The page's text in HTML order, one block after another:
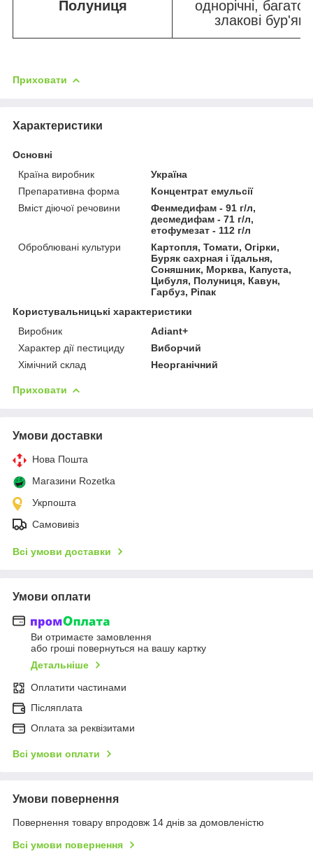
Полуниця
однорічні,
злакові бур'яни
Приховати
Характеристики
Основні
Країна виробник
Україна
Препаративна форма
Концентрат емульсії
Вміст діючої речовини
Фенмедифам - 91 г/л,
десмедифам - 71 г/л,
етофумезат - 112 г/л
Оброблювані культури
Картопля, Томати, Огірки,
Буряк сахрная і їдальня,
Соняшник, Морква, Капуста,
Цибуля, Полуниця, Кавун,
Гарбуз, Ріпак
Користувальницькі характеристики
Виробник
Adiant+
Характер дії пестициду
Виборчий
Хімічний склад
Неорганічний
Приховати
Умови доставки
Нова Пошта
Магазини Rozetka
Укрпошта
Самовивіз
Всі умови доставки
Умови оплати
Ви отримаєте замовлення
або гроші повернуться на вашу картку
Детальніше
Оплатити частинами
Післяплата
Оплата за реквізитами
Всі умови оплати
Умови повернення
Повернення товару впродовж 14 днів за домовленістю
Всі умови повернення